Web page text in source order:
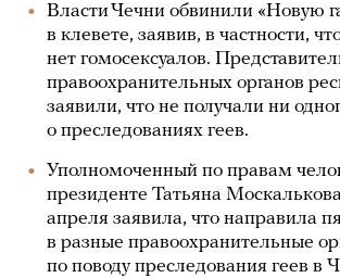
Власти Чечни обвинили «Новую
в клевете, заявив, в частности,
нет гомосексуалов.
правоохранительных органов
заявили, что не получали ни
о преследованиях геев.
Уполномоченный по правам
президенте Татьяна
апреля заявила, что направила
в разные правоохранительные
по поводу преследования геев в